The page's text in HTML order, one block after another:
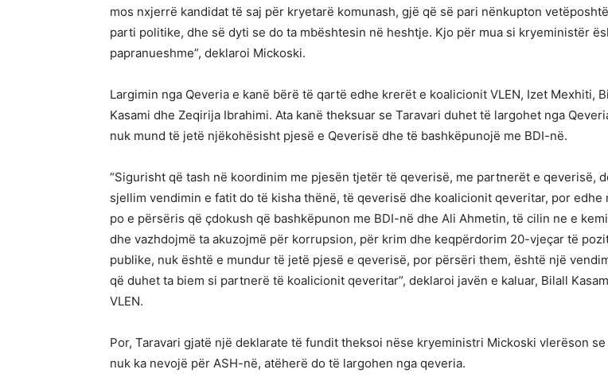
mos nxjerrë kandidat të saj për kryetarë komunash, gjë që së pari nënkupton
parti politike, dhe së dyti se do ta mbështesin në heshtje. Kjo për mua si kryeministër
papranueshme”, deklaroi Mickoski.
Largimin nga Qeveria e kanë bërë të qartë edhe krerët e koalicionit VLEN, Izet Mexhiti,
Kasami dhe Zeqirija Ibrahimi. Ata kanë theksuar se Taravari duhet të largohet nga
nuk mund të jetë njëkohësisht pjesë e Qeverisë dhe të bashkëpunojë me BDI-në.
“Sigurisht që tash në koordinim me pjesën tjetër të qeverisë, me partnerët e qeverisë,
sjellim vendimin e fatit do të kisha thënë, të qeverisë dhe koalicionit qeveritar, por edhe
po e përsëris që çdokush që bashkëpunon me BDI-në dhe Ali Ahmetin, të cilin ne e
dhe vazhdojmë ta akuzojmë për korrupsion, për krim dhe keqpërdorim 20-vjeçar të
publike, nuk është e mundur të jetë pjesë e qeverisë, por përsëri them, është një
që duhet ta biem si partnerë të koalicionit qeveritar”, deklaroi javën e kaluar, Bilall
VLEN.
Por, Taravari gjatë një deklarate të fundit theksoi nëse kryeministri Mickoski vlerëson se
nuk ka nevojë për ASH-në, atëherë do të largohen nga qeveria.